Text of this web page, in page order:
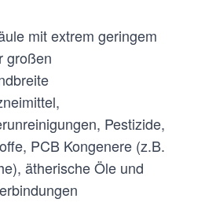
Diphenyl-
(5%/95%)
mit extrem geringem
großen
Pestizide,
PCB Kongenere (z.B.
ätherische Öle und